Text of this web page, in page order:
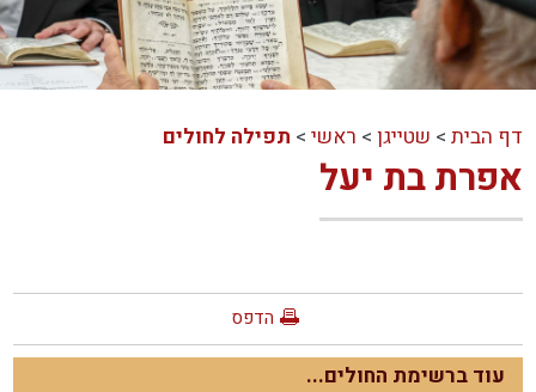
דף הבית > שטייגן > ראשי > תפילה לחולים
אפרת בת יעל
הדפס
עוד ברשימת החולים...